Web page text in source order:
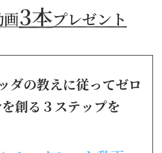
3本プレゼント
ダの教えに従ってゼロ
創る３ステップを